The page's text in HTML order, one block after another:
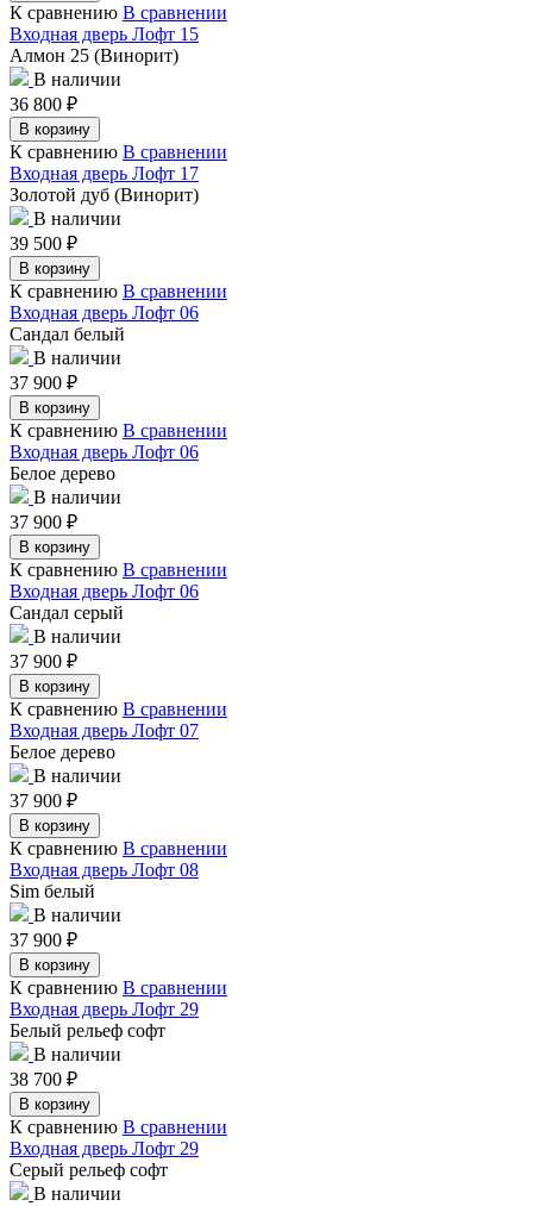
К сравнению В сравнении
Входная дверь Лофт 15
Алмон 25 (Винорит)
В наличии
36 800 ₽
В корзину
К сравнению В сравнении
Входная дверь Лофт 17
Золотой дуб (Винорит)
В наличии
39 500 ₽
В корзину
К сравнению В сравнении
Входная дверь Лофт 06
Сандал белый
В наличии
37 900 ₽
В корзину
К сравнению В сравнении
Входная дверь Лофт 06
Белое дерево
В наличии
37 900 ₽
В корзину
К сравнению В сравнении
Входная дверь Лофт 06
Сандал серый
В наличии
37 900 ₽
В корзину
К сравнению В сравнении
Входная дверь Лофт 07
Белое дерево
В наличии
37 900 ₽
В корзину
К сравнению В сравнении
Входная дверь Лофт 08
Sim белый
В наличии
37 900 ₽
В корзину
К сравнению В сравнении
Входная дверь Лофт 29
Белый рельеф софт
В наличии
38 700 ₽
В корзину
К сравнению В сравнении
Входная дверь Лофт 29
Серый рельеф софт
В наличии